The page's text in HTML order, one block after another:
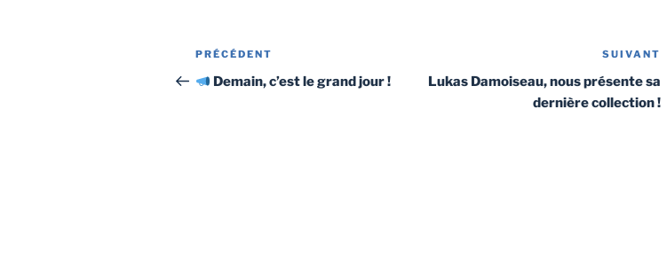
Navigation
de
Article
précédent
PRÉCÉDENT
Demain, c’est le grand jour !
SUIVANT
Lukas Damoiseau, nous présente sa
dernière collection !